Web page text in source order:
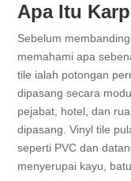
Apa Itu
Sebelum
memahami apa
tile ialah potongan
dipasang secara
pejabat, hotel, dan
dipasang. Vinyl tile
seperti PVC dan
menyerupai kayu,